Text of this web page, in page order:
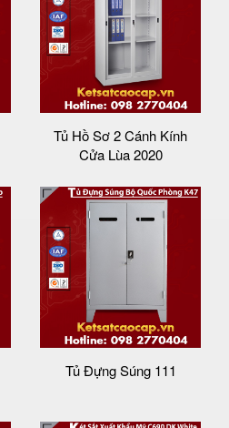
Tủ Hồ Sơ 2 Cánh Kính
Cửa Lùa 2020
Tủ Đựng Súng 111